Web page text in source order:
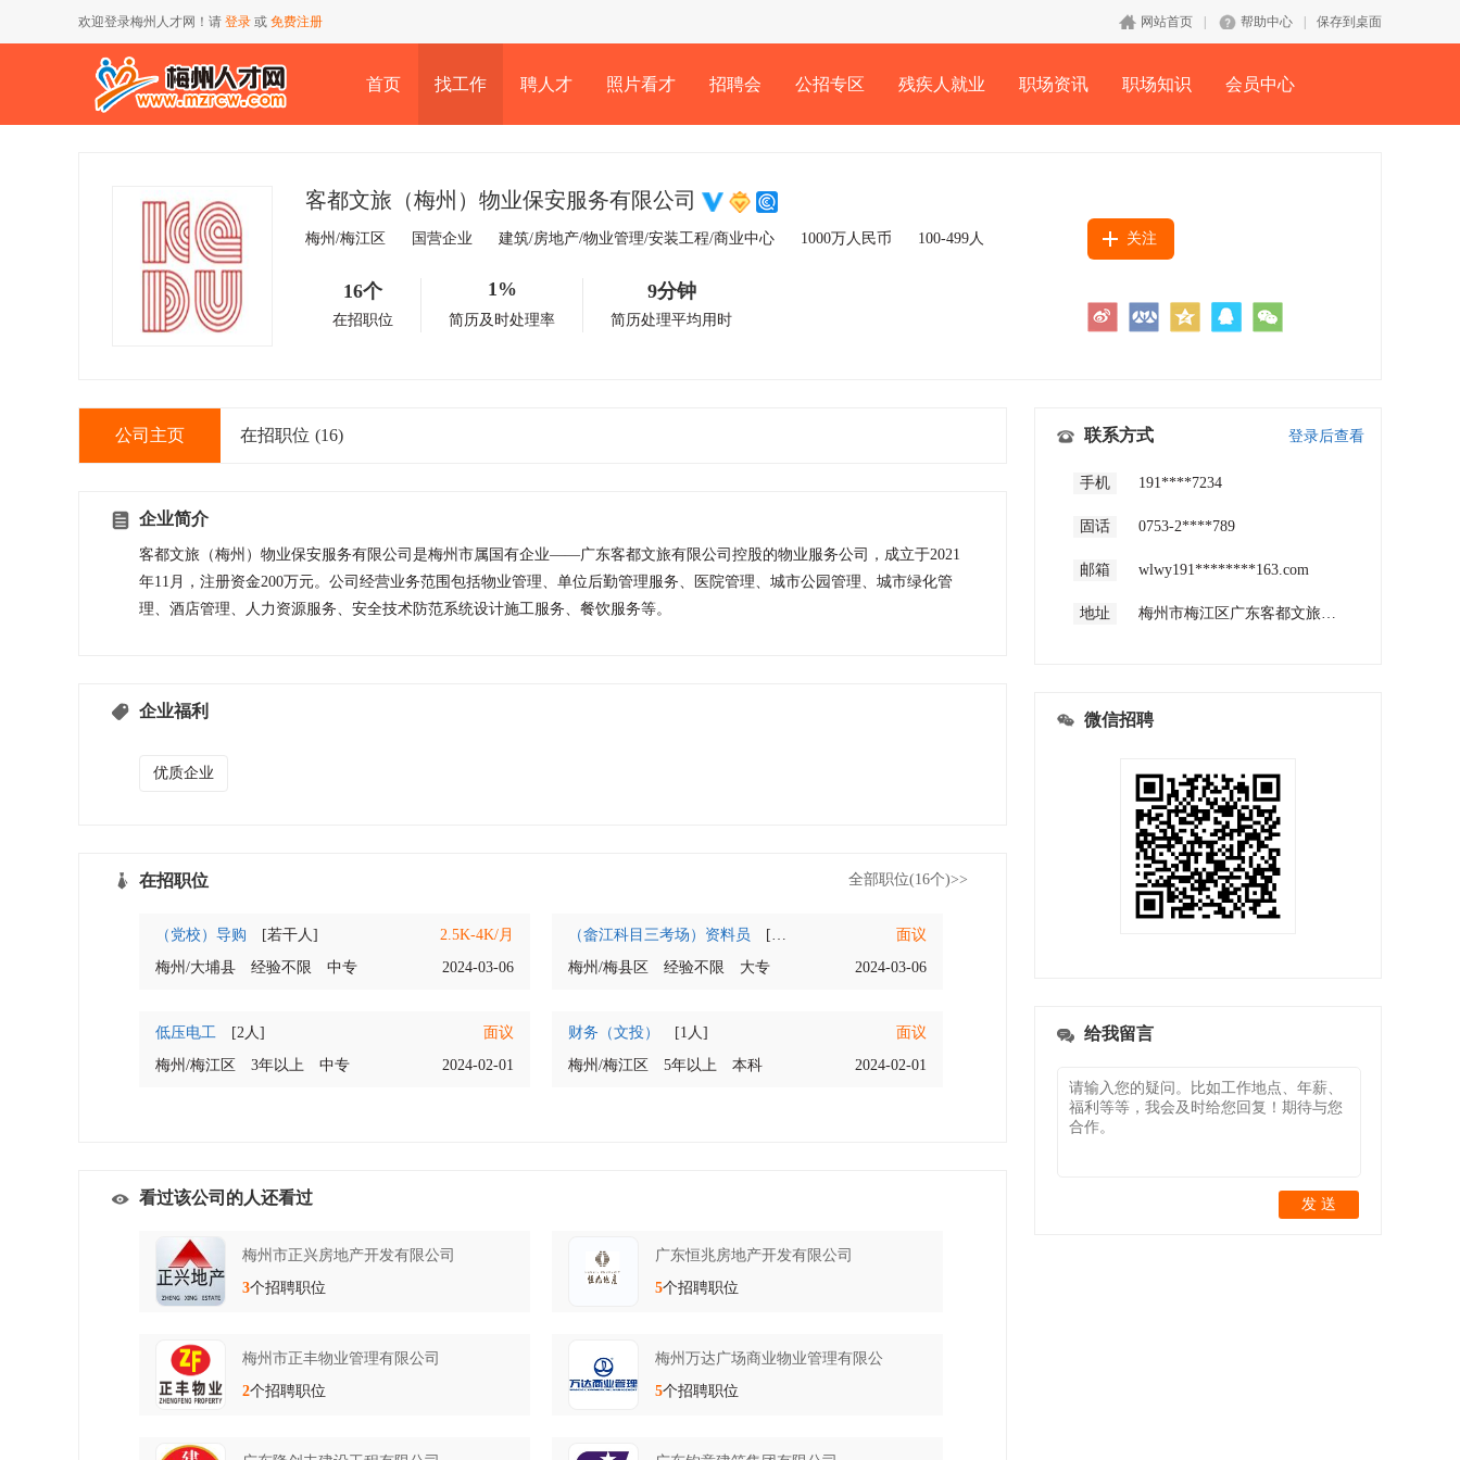
欢迎登录梅州人才网！请 登录 或 免费注册 网站首页 帮助中心 保存到桌面
首页 找工作 聘人才 照片看才 招聘会 公招专区 残疾人就业 职场资讯 职场知识 会员中心
客都文旅（梅州）物业保安服务有限公司
梅州/梅江区 国营企业 建筑/房地产/物业管理/安装工程/商业中心 1000万人民币 100-499人
16个
在招职位
1%
简历及时处理率
9分钟
简历处理平均用时
关注
公司主页 在招职位 (16)
企业简介
客都文旅（梅州）物业保安服务有限公司是梅州市属国有企业——广东客都文旅有限公司控股的物业服务公司，成立于2021
年11月，注册资金200万元。公司经营业务范围包括物业管理、单位后勤管理服务、医院管理、城市公园管理、城市绿化管
理、酒店管理、人力资源服务、安全技术防范系统设计施工服务、餐饮服务等。
企业福利
优质企业
在招职位 全部职位(16个)>>
（党校）导购 [若干人]
2.5K-4K/月
梅州/大埔县
经验不限 中专 2024-03-06
（畲江科目三考场）资料员 [若干人]
面议
梅州/梅县区
经验不限 大专 2024-03-06
低压电工 [2人]
面议
梅州/梅江区
3年以上 中专 2024-02-01
财务（文投） [1人]
面议
梅州/梅江区
5年以上 本科 2024-02-01
看过该公司的人还看过
梅州市正兴房地产开发有限公司
3个招聘职位
广东恒兆房地产开发有限公司
5个招聘职位
梅州市正丰物业管理有限公司
2个招聘职位
梅州万达广场商业物业管理有限公
5个招聘职位
联系方式 登录后查看
手机 191****7234
固话 0753-2****789
邮箱 wlwy191********163.com
地址 梅州市梅江区广东客都文旅有限公司五楼
微信招聘
给我留言
发 送